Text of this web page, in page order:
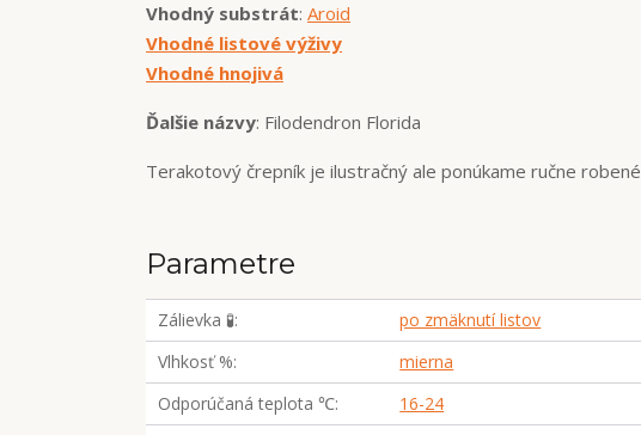
Vhodný substrát: Aroid
Vhodné listové výživy
Vhodné hnojivá
Ďalšie názvy: Filodendron Florida
Terakotový črepník je ilustračný ale ponúkame ručne robené
Parametre
Zálievka 🧪
po zmäknutí listov
Vlhkosť %
mierna
Odporúčaná teplota ℃
16-24